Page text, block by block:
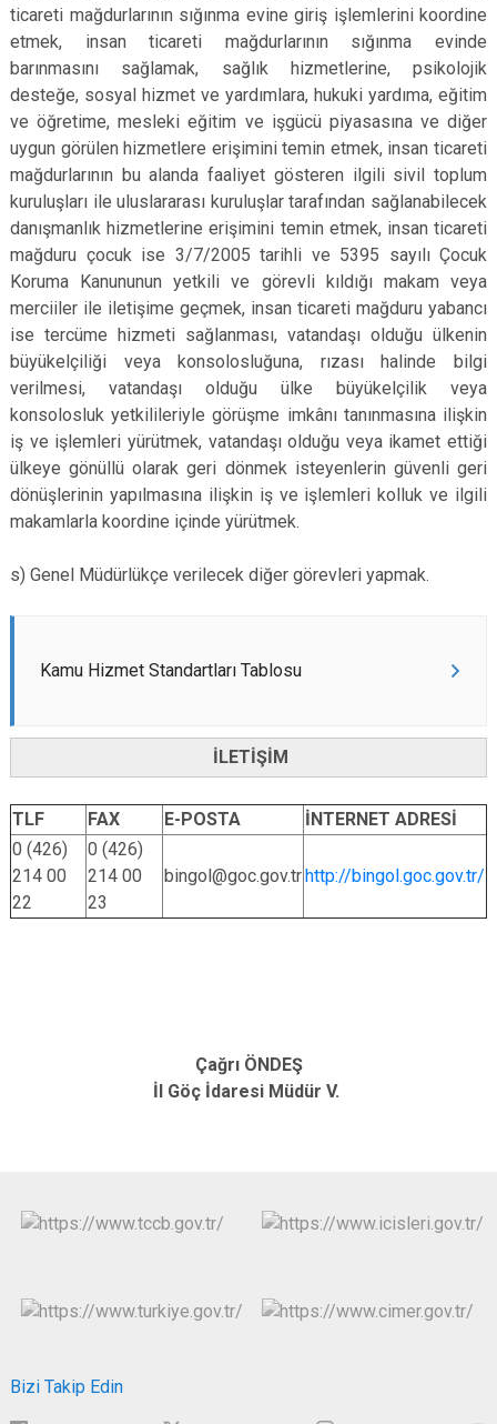
ticareti mağdurlarının sığınma evine giriş işlemlerini koordine
etmek, insan ticareti mağdurlarının sığınma evinde
barınmasını sağlamak, sağlık hizmetlerine, psikolojik
desteğe, sosyal hizmet ve yardımlara, hukuki yardıma, eğitim
ve öğretime, mesleki eğitim ve işgücü piyasasına ve diğer
uygun görülen hizmetlere erişimini temin etmek, insan ticareti
mağdurlarının bu alanda faaliyet gösteren ilgili sivil toplum
kuruluşları ile uluslararası kuruluşlar tarafından sağlanabilecek
danışmanlık hizmetlerine erişimini temin etmek, insan ticareti
mağduru çocuk ise 3/7/2005 tarihli ve 5395 sayılı Çocuk
Koruma Kanununun yetkili ve görevli kıldığı makam veya
merciiler ile iletişime geçmek, insan ticareti mağduru yabancı
ise tercüme hizmeti sağlanması, vatandaşı olduğu ülkenin
büyükelçiliği veya konsolosluğuna, rızası halinde bilgi
verilmesi, vatandaşı olduğu ülke büyükelçilik veya
konsolosluk yetkilileriyle görüşme imkânı tanınmasına ilişkin
iş ve işlemleri yürütmek, vatandaşı olduğu veya ikamet ettiği
ülkeye gönüllü olarak geri dönmek isteyenlerin güvenli geri
dönüşlerinin yapılmasına ilişkin iş ve işlemleri kolluk ve ilgili
makamlarla koordine içinde yürütmek.
s) Genel Müdürlükçe verilecek diğer görevleri yapmak.
Kamu Hizmet Standartları Tablosu
İLETİŞİM
TLF FAX E-POSTA
İNTERNET ADRESİ
0 (426)
214 00
22
0 (426)
214 00
23
bingol@goc.gov.trhttp://bingol.goc.gov.tr/
Çağrı ÖNDEŞ
İl Göç İdaresi Müdür V.
Bizi Takip Edin